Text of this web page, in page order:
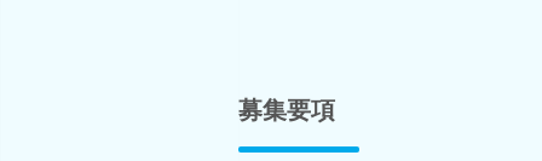
募集要項